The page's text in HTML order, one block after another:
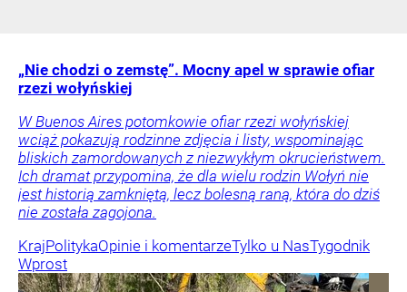
„Nie chodzi o zemstę”. Mocny apel w sprawie ofiar
rzezi wołyńskiej
W Buenos Aires potomkowie ofiar rzezi wołyńskiej
wciąż pokazują rodzinne zdjęcia i listy, wspominając
bliskich zamordowanych z niezwykłym okrucieństwem.
Ich dramat przypomina, że dla wielu rodzin Wołyń nie
jest historią zamkniętą, lecz bolesną raną, która do dziś
nie została zagojona.
KrajPolitykaOpinie i komentarzeTylko u NasTygodnik
Wprost